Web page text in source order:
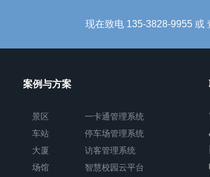
现在致电 135-3828-9955 或
案例与方案
景区
车站
大厦
场馆
一卡通管理系统
停车场管理系统
访客管理系统
智慧校园云平台